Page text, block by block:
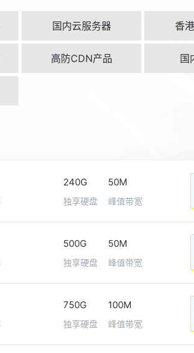
国内云服务器 香
高防CDN产品 国
240G
独享硬盘
50M
峰值带宽
500G
独享硬盘
50M
峰值带宽
750G
独享硬盘
100M
峰值带宽